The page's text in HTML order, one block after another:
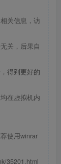
关信息，访
关，后果自
得到更好的
在虚拟机内
使用winrar
35201.html